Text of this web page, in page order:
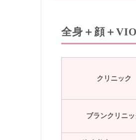
全身＋顔＋
クリニック
ブランクリニッ